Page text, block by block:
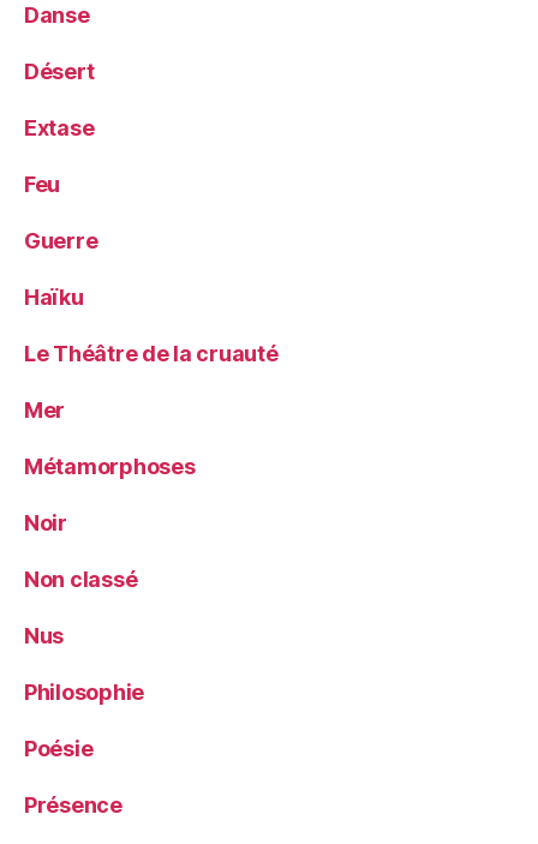
Danse
Désert
Extase
Feu
Guerre
Haïku
Le Théâtre de la cruauté
Mer
Métamorphoses
Noir
Non classé
Nus
Philosophie
Poésie
Présence